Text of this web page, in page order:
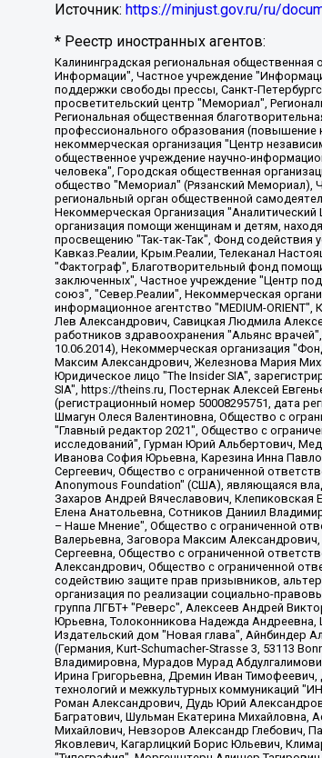
Источник: https://minjust.gov.ru/ru/
* Реестр иностранных агентов:
Калининградская региональная общественная организация "Экозащита!-Женсовет", Фонд содействия защите прав и свобод граждан "Общественный вердикт", Фонд "Институт Развития Свободы Информации", Частное учреждение "Информационное агентство МЕМО. РУ", Региональная общественная организация "Общественная комиссия по сохранению наследия академика Сахарова", Фонд поддержки свободы прессы, Санкт-Петербургская общественная правозащитная организация "Гражданский контроль", Межрегиональная общественная организация "Информационно-просветительский центр "Мемориал", Региональный Фонд "Центр Защиты Прав Средств Массовой Информации", с 05.12.2023 Фонд "Центр Защиты Прав Средств массовой информации", Региональная общественная благотворительная организация помощи беженцам и мигрантам "Гражданское содействие", Негосударственное образовательное учреждение дополнительного профессионального образования (повышение квалификации) специалистов "АКАДЕМИЯ ПО ПРАВАМ ЧЕЛОВЕКА", Свердловская региональная общественная организация "Сутяжник", Автономная некоммерческая организация "Центр независимых социологических исследований", Союз общественных объединений "Российский исследовательский центр по правам человека", Региональное общественное учреждение научно-информационный центр "МЕМОРИАЛ", Некоммерческая организация "Фонд защиты гласности", Автономная некоммерческая организация "Институт прав человека", Городская общественная организация "Екатеринбургское общество "МЕМОРИАЛ", Городская общественная организация "Рязанское историко-просветительское и правозащитное общество "Мемориал" (Рязанский Мемориал), Челябинский региональный орган общественной самодеятельности – женское общественное объединение "Женщины Евразии", Челябинский региональный орган общественной самодеятельности "Уральская правозащитная группа", Фонд содействия защите здоровья и социальной справедливости имени Андрея Рылькова, Автономная Некоммерческая Организация "Аналитический Центр Юрия Левады", Автономная некоммерческая организация социальной поддержки населения "Проект Апрель", Региональная общественная организация помощи женщинам и детям, находящимся в кризисной ситуации "Информационно-методический центр "Анна", Фонд содействия развитию массовых коммуникаций и правовому просвещению "Так-так-Так", Фонд содействия устойчивому развитию "Серебряная тайга",